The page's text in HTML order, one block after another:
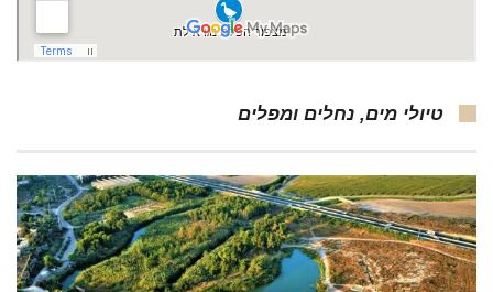
טיולי מים, נחלים ומפלים